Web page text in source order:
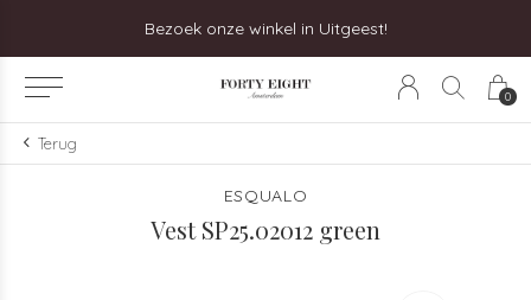
0
Bezoek onze winkel in Uitgeest!
Terug
ESQUALO
Vest SP25.02012 green